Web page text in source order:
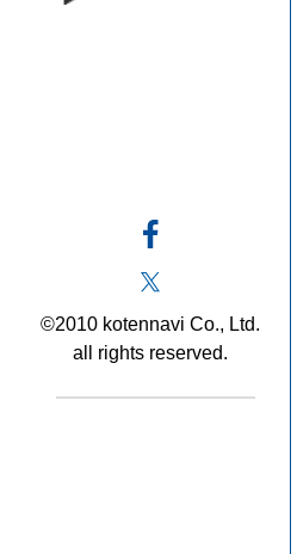
©2010 kotennavi Co., Ltd.
all rights reserved.